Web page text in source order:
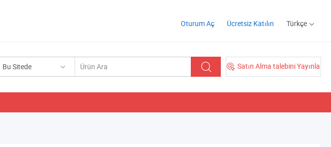
Oturum Aç Ücretsiz Katılın Türkçe
Bu Sitede Satın Alma talebini Yayınla